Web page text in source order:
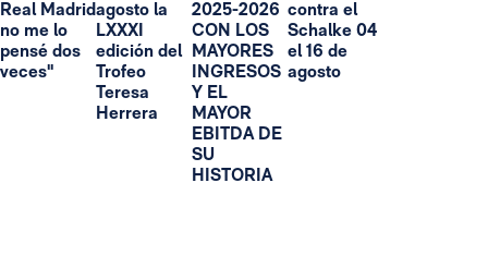
Real Madrid
no me lo
pensé dos
veces"
agosto la
LXXXI
edición del
Trofeo
Teresa
Herrera
2025-2026
CON LOS
MAYORES
INGRESOS
Y EL
MAYOR
EBITDA DE
SU
HISTORIA
contra el
Schalke 04
el 16 de
agosto